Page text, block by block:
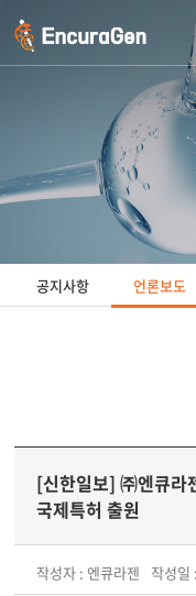
공지사항 언론보도
[신한일보] ㈜엔큐라
국제특허 출원
작성자 : 엔큐라젠 작성